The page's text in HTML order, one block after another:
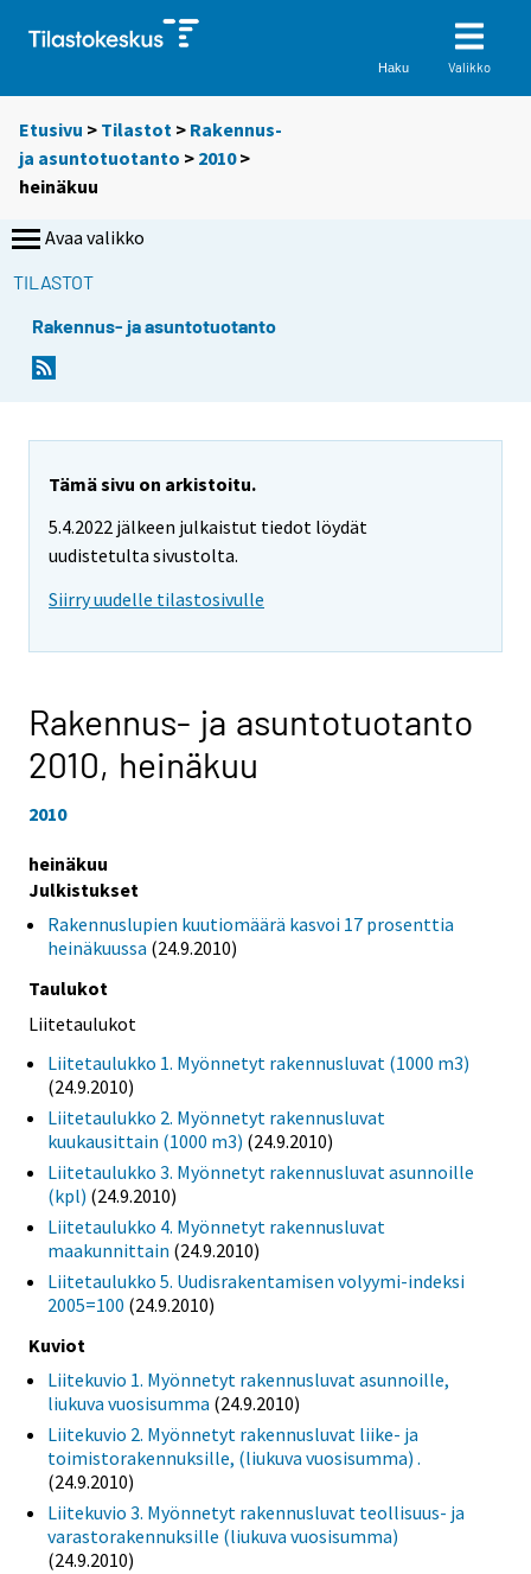
Haku Valikko
Etusivu > Tilastot > Rakennus-
ja asuntotuotanto > 2010>
heinäkuu
Avaa valikko
TILASTOT
Rakennus- ja asuntotuotanto
Tämä sivu on arkistoitu.
5.4.2022 jälkeen julkaistut tiedot löydät
uudistetulta sivustolta.
Siirry uudelle tilastosivulle
Rakennus- ja asuntotuotanto
2010, heinäkuu
2010
heinäkuu
Julkistukset
Rakennuslupien kuutiomäärä kasvoi 17 prosenttia
heinäkuussa (24.9.2010)
Taulukot
Liitetaulukot
Liitetaulukko 1. Myönnetyt rakennusluvat (1000 m3)
(24.9.2010)
Liitetaulukko 2. Myönnetyt rakennusluvat
kuukausittain (1000 m3) (24.9.2010)
Liitetaulukko 3. Myönnetyt rakennusluvat asunnoille
(kpl) (24.9.2010)
Liitetaulukko 4. Myönnetyt rakennusluvat
maakunnittain (24.9.2010)
Liitetaulukko 5. Uudisrakentamisen volyymi-indeksi
2005=100 (24.9.2010)
Kuviot
Liitekuvio 1. Myönnetyt rakennusluvat asunnoille,
liukuva vuosisumma (24.9.2010)
Liitekuvio 2. Myönnetyt rakennusluvat liike- ja
toimistorakennuksille, (liukuva vuosisumma) .
(24.9.2010)
Liitekuvio 3. Myönnetyt rakennusluvat teollisuus- ja
varastorakennuksille (liukuva vuosisumma)
(24.9.2010)